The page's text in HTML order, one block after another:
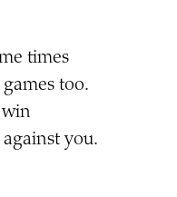
times
too.
win
against you.